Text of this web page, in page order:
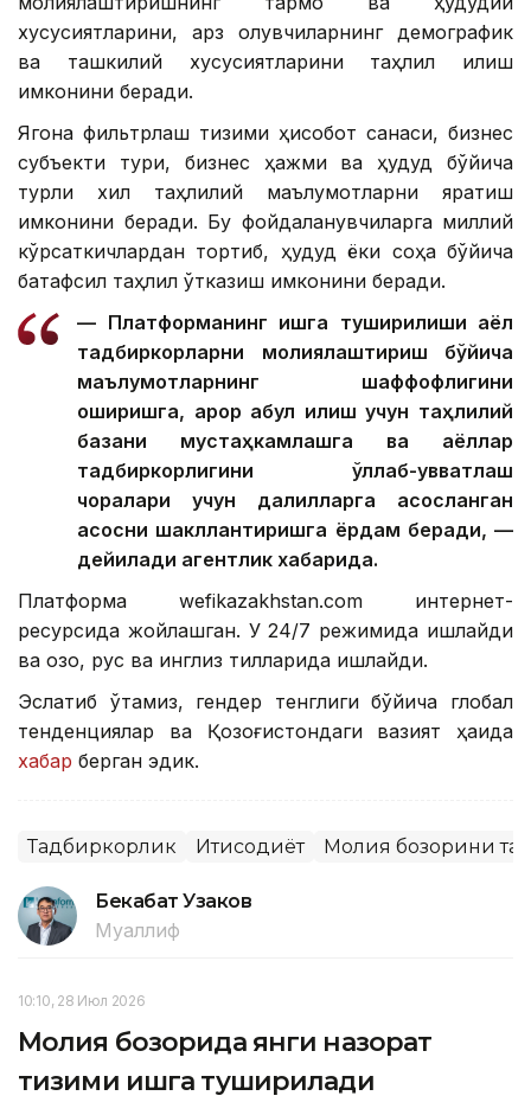
хусусиятларини, қарз олувчиларнинг демографик
ва ташкилий хусусиятларини таҳлил қилиш
имконини беради.
Ягона фильтрлаш тизими ҳисобот санаси, бизнес
субъекти тури, бизнес ҳажми ва ҳудуд бўйича
турли хил таҳлилий маълумотларни яратиш
имконини беради. Бу фойдаланувчиларга миллий
кўрсаткичлардан тортиб, ҳудуд ёки соҳа бўйича
батафсил таҳлил ўтказиш имконини беради.
— Платформанинг ишга туширилиши аёл
тадбиркорларни молиялаштириш бўйича
маълумотларнинг шаффофлигини
оширишга, қарор қабул қилиш учун таҳлилий
базани мустаҳкамлашга ва аёллар
тадбиркорлигини қўллаб-қувватлаш
чоралари учун далилларга асосланган
асосни шакллантиришга ёрдам беради, —
дейилади агентлик хабарида.
Платформа wefikazakhstan.com интернет-
ресурсида жойлашган. У 24/7 режимида ишлайди
ва қозоқ, рус ва инглиз тилларида ишлайди.
Эслатиб ўтамиз, гендер тенглиги бўйича глобал
тенденциялар ва Қозоғистондаги вазият ҳақида
хабар берган эдик.
Тадбиркорлик Иқтисодиёт Молия бозорини
Бекабат Узаков
Муаллиф
10:10, 28 Июл 2026
Молия бозорида янги назорат
тизими ишга туширилади